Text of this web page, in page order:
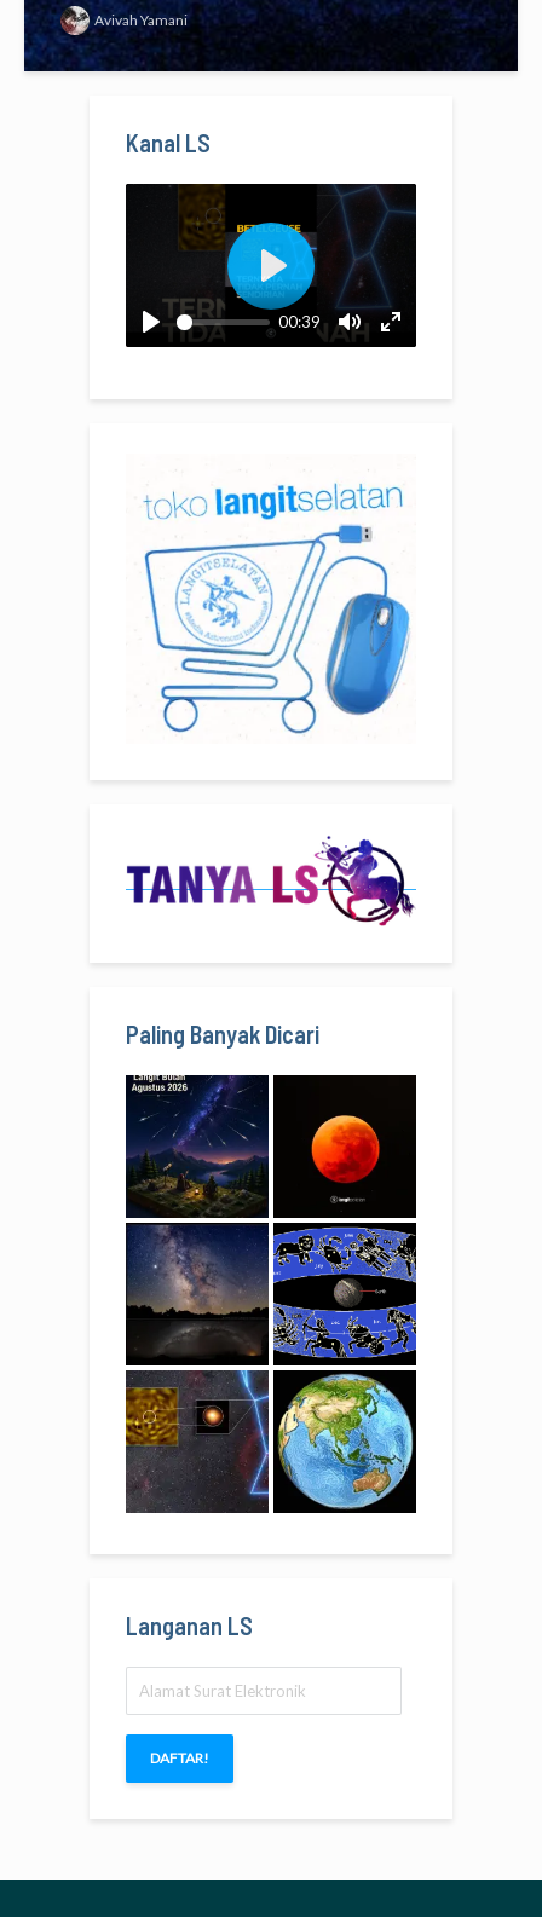
Avivah Yamani
Kanal LS
Paling Banyak Dicari
Langanan LS
Surat
Elektronik
DAFTAR!